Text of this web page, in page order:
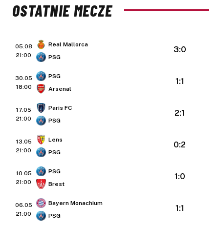
OSTATNIE MECZE
05.08
21:00
Real Mallorca
PSG
3:0
30.05
18:00
PSG
Arsenal
1:1
17.05
21:00
Paris FC
PSG
2:1
13.05
21:00
Lens
PSG
0:2
10.05
21:00
PSG
Brest
1:0
06.05
21:00
Bayern Monachium
PSG
1:1